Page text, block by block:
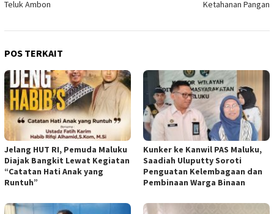
Teluk Ambon
Ketahanan Pangan
POS TERKAIT
Jelang HUT RI, Pemuda Maluku
Diajak Bangkit Lewat Kegiatan
“Catatan Hati Anak yang
Runtuh”
Kunker ke Kanwil PAS Maluku,
Saadiah Uluputty Soroti
Penguatan Kelembagaan dan
Pembinaan Warga Binaan